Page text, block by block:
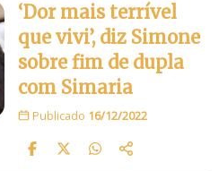
‘Dor mais terrível
que vivi’, diz Simone
sobre fim de dupla
com Simaria
Publicado 16/12/2022